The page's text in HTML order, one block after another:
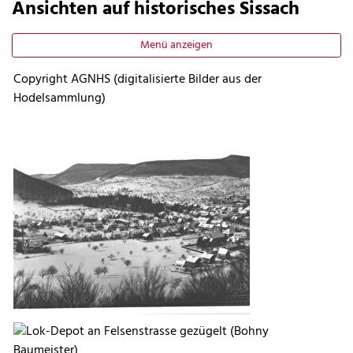
Ansichten auf historisches Sissach
Menü anzeigen
Copyright AGNHS (digitalisierte Bilder aus der
Hodelsammlung)